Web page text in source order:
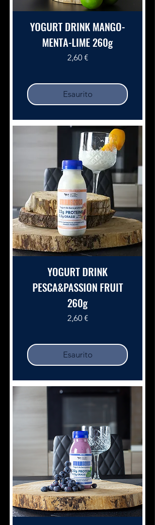
YOGURT DRINK MANGO-
MENTA-LIME 260g
Prezzo
2,60 €
Esaurito
YOGURT DRINK
PESCA&PASSION FRUIT
260g
Prezzo
2,60 €
Esaurito